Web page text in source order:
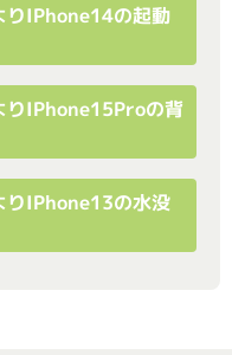
iPhone14の起動
iPhone15Proの背
iPhone13の水没